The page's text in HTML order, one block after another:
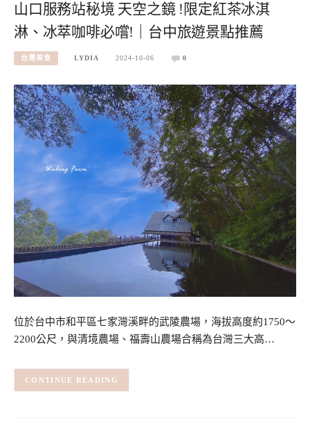
山口服務站秘境 天空之鏡 !限定紅茶冰淇
淋、冰萃咖啡必嚐!｜台中旅遊景點推薦
台灣美食 LYDIA 2024-10-06 0
位於台中市和平區七家灣溪畔的武陵農場，海拔高度約1750～
2200公尺，與清境農場、福壽山農場合稱為台灣三大高…
CONTINUE READING